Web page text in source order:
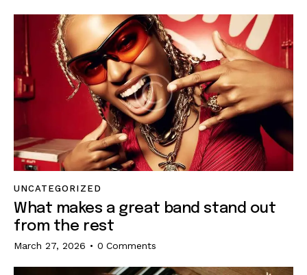
UNCATEGORIZED
What makes a great band stand out
from the rest
March 27, 2026 0 Comments